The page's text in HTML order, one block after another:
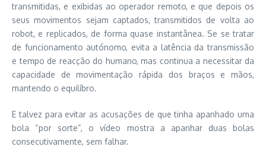
transmitidas, e exibidas ao operador remoto, e que depois os
seus movimentos sejam captados, transmitidos de volta ao
robot, e replicados, de forma quase instantânea. Se se tratar
de funcionamento autónomo, evita a latência da transmissão
e tempo de reacção do humano, mas continua a necessitar da
capacidade de movimentação rápida dos braços e mãos,
mantendo o equilíbro.
E talvez para evitar as acusações de que tinha apanhado uma
bola “por sorte”, o vídeo mostra a apanhar duas bolas
consecutivamente, sem falhar.